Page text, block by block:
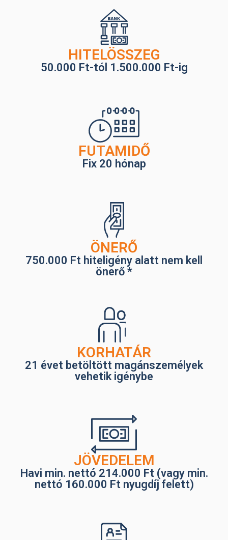
HITELÖSSZEG
50.000 Ft-tól 1.500.000 Ft-ig
FUTAMIDŐ
Fix 20 hónap
ÖNERŐ
750.000 Ft hiteligény alatt nem kell
önerő *
KORHATÁR
21 évet betöltött magánszemélyek
vehetik igénybe
JÖVEDELEM
Havi min. nettó 214.000 Ft (vagy min.
nettó 160.000 Ft nyugdíj felett)